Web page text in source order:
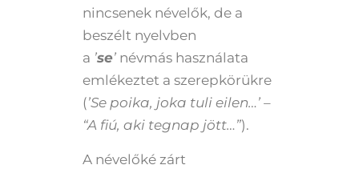
nincsenek névelők, de a
beszélt nyelvben
a ’se’névmás használata
emlékeztet a szerepkörükre
(’Se poika, joka tuli eilen…’ –
“A fiú, aki tegnap jött…”).
A névelőké zárt